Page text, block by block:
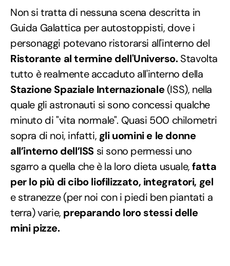
Non si tratta di nessuna scena descritta in
Guida Galattica per autostoppisti, dove i
personaggi potevano ristorarsi all'interno del
Ristorante al termine dell'Universo.Stavolta
tutto è realmente accaduto all'interno della
Stazione Spaziale Internazionale(ISS), nella
quale gli astronauti si sono concessi qualche
minuto di "vita normale". Quasi 500 chilometri
sopra di noi, infatti, gli uomini e le donne
all’interno dell’ISS si sono permessi uno
sgarro a quella che è la loro dieta usuale,fatta
per lo più di cibo liofilizzato, integratori, gel
e stranezze (per noi con i piedi ben piantati a
terra) varie, preparando loro stessi delle
mini pizze.